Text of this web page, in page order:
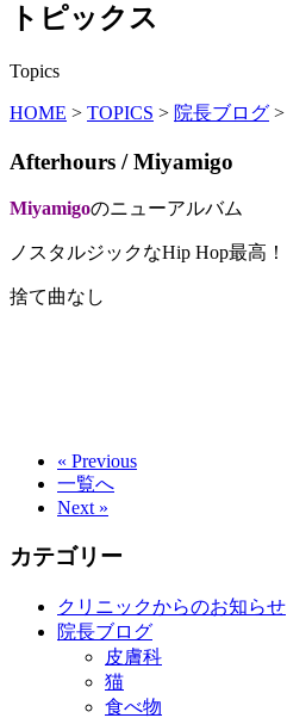
トピックス
Topics
HOME > TOPICS > 院長ブログ >
Afterhours / Miyamigo
Miyamigoのニューアルバム
ノスタルジックなHip Hop最高！
捨て曲なし
« Previous
一覧へ
Next »
カテゴリー
クリニックからのお知らせ
院長ブログ
皮膚科
猫
食べ物